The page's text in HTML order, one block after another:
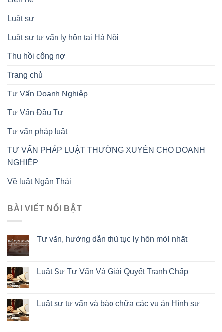
Luật sư
Luật sư tư vấn ly hôn tại Hà Nội
Thu hồi công nợ
Trang chủ
Tư Vấn Doanh Nghiệp
Tư Vấn Đầu Tư
Tư vấn pháp luật
TƯ VẤN PHÁP LUẬT THƯỜNG XUYÊN CHO DOANH
NGHIỆP
Về luật Ngân Thái
BÀI VIẾT NỔI BẬT
Tư vấn, hướng dẫn thủ tục ly hôn mới nhất
Luật Sư Tư Vấn Và Giải Quyết Tranh Chấp
Luật sư tư vấn và bào chữa các vụ án Hình sự